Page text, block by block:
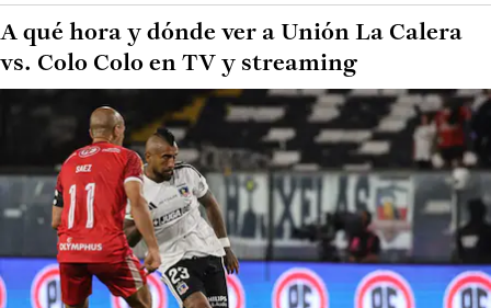
A qué hora y dónde ver a Unión La Calera
vs. Colo Colo en TV y streaming